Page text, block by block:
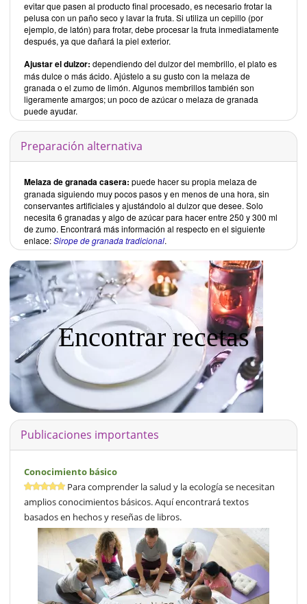
evitar que pasen al producto final procesado, es necesario frotar la
pelusa con un paño seco y lavar la fruta. Si utiliza un cepillo (por
ejemplo, de latón) para frotar, debe procesar la fruta inmediatamente
después, ya que dañará la piel exterior.
Ajustar el dulzor: dependiendo del dulzor del membrillo, el plato es
más dulce o más ácido. Ajústelo a su gusto con la melaza de
granada o el zumo de limón. Algunos membrillos también son
ligeramente amargos; un poco de azúcar o melaza de granada
puede ayudar.
Preparación alternativa
Melaza de granada casera: puede hacer su propia melaza de
granada siguiendo muy pocos pasos y en menos de una hora, sin
conservantes artificiales y ajustándolo al dulzor que desee. Solo
necesita 6 granadas y algo de azúcar para hacer entre 250 y 300 ml
de zumo. Encontrará más información al respecto en el siguiente
enlace:Sirope de granada tradicional.
Encontrar recetas
Publicaciones importantes
Conocimiento básico
Para comprender la salud y la ecología se necesitan
amplios conocimientos básicos. Aquí encontrará textos
basados en hechos y reseñas de libros.